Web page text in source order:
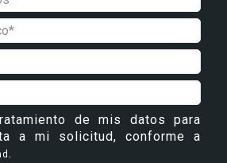
de mis datos para
a mi solicitud, conforme a
.